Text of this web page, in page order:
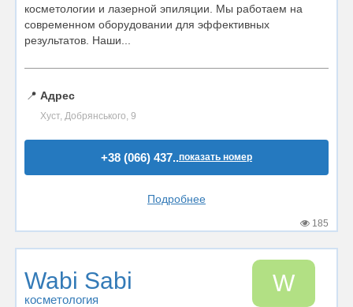
косметологии и лазерной эпиляции. Мы работаем на
современном оборудовании для эффективных
результатов. Наши...
📍 Адрес
Хуст, Добрянського, 9
+38 (066) 437..показать номер
Подробнее
185
Wabi Sabi
косметология
W